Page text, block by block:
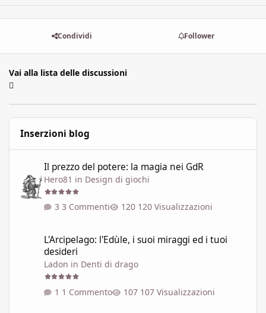
Condividi Follower
Vai alla lista delle discussioni
Inserzioni blog
Il prezzo del potere: la magia nei GdR
Hero81 in Design di giochi
3 Commenti 120 Visualizzazioni
L'Arcipelago: l'Edùle, i suoi miraggi ed i tuoi
desideri
Ladon in Denti di drago
1 Commento 107 Visualizzazioni